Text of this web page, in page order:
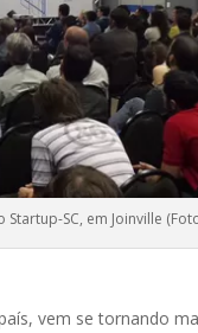
SC, em Joinville
vem se tornando